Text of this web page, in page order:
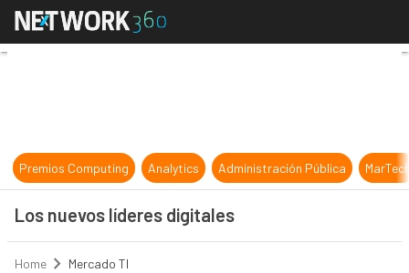
Los nuevos líderes digitales
Premios Computing Analytics Administración Pública
Los nuevos líderes digitales
Home Mercado TI